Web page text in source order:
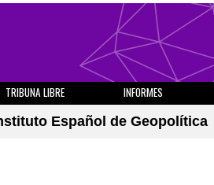
TRIBUNA LIBRE INFORMES
Español de Geopolítica